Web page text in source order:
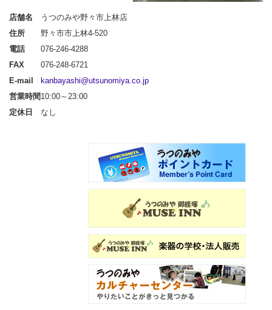
店舗名
うつのみや野々市上林店
住所
野々市市上林4-520
電話
076-246-4288
FAX
076-248-6721
E-mail
kanbayashi@utsunomiya.co.jp
営業時間 10:00～23:00
定休日
なし